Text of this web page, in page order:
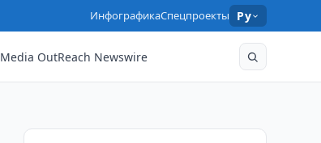
ИнфографикаСпецпроекты Ру
Media OutReach Newswire